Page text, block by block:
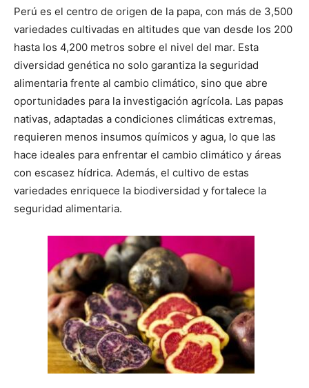
Perú es el centro de origen de la papa, con más de 3,500
variedades cultivadas en altitudes que van desde los 200
hasta los 4,200 metros sobre el nivel del mar. Esta
diversidad genética no solo garantiza la seguridad
alimentaria frente al cambio climático, sino que abre
oportunidades para la investigación agrícola. Las papas
nativas, adaptadas a condiciones climáticas extremas,
requieren menos insumos químicos y agua, lo que las
hace ideales para enfrentar el cambio climático y áreas
con escasez hídrica. Además, el cultivo de estas
variedades enriquece la biodiversidad y fortalece la
seguridad alimentaria.